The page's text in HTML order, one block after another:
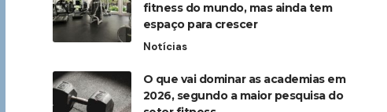
fitness do mundo, mas ainda tem
espaço para crescer
Notícias
O que vai dominar as academias em
2026, segundo a maior pesquisa do